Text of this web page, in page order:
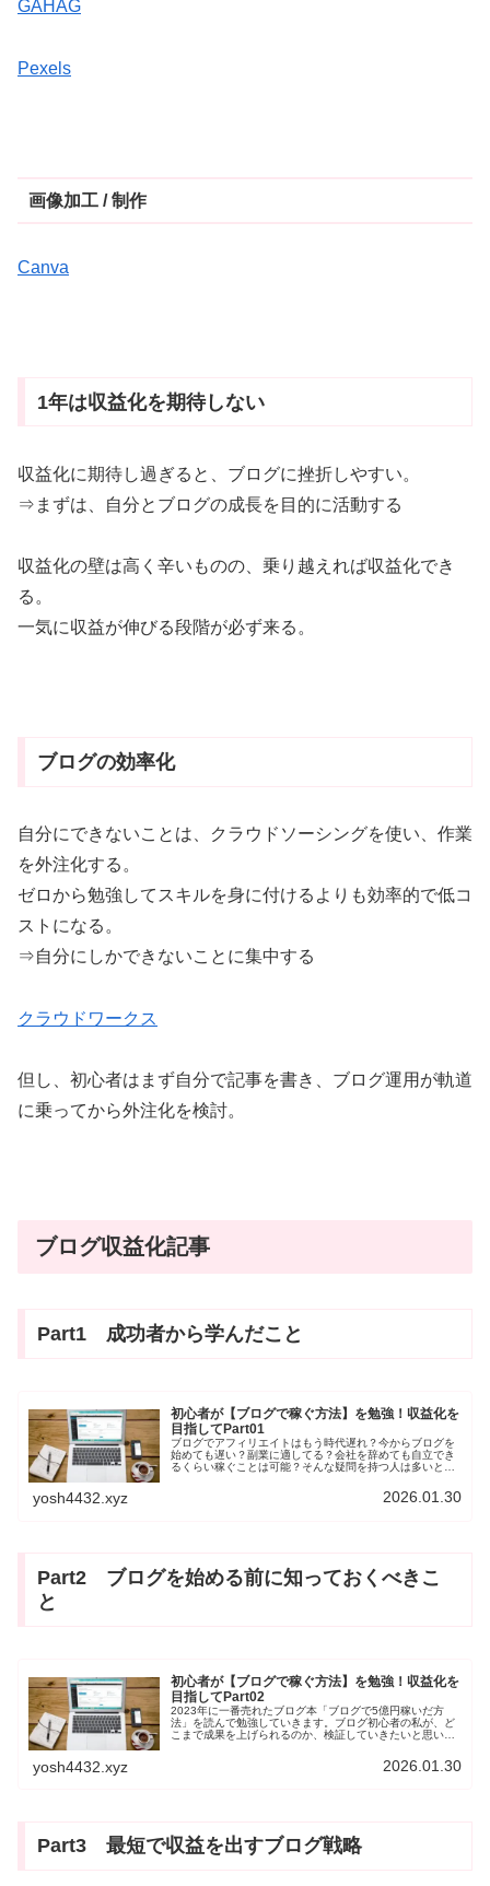
GAHAG
Pexels
画像加工 / 制作
Canva
1年は収益化を期待しない
収益化に期待し過ぎると、ブログに挫折しやすい。
⇒まずは、自分とブログの成長を目的に活動する
収益化の壁は高く辛いものの、乗り越えれば収益化でき
る。
一気に収益が伸びる段階が必ず来る。
ブログの効率化
自分にできないことは、クラウドソーシングを使い、作業
を外注化する。
ゼロから勉強してスキルを身に付けるよりも効率的で低コ
ストになる。
⇒自分にしかできないことに集中する
クラウドワークス
但し、初心者はまず自分で記事を書き、ブログ運用が軌道
に乗ってから外注化を検討。
ブログ収益化記事
Part1 成功者から学んだこと
初心者が【ブログで稼ぐ方法】を勉強！収益化を
目指してPart01
ブログでアフィリエイトはもう時代遅れ？今からブログを
始めても遅い？副業に適してる？会社を辞めても自立でき
るくらい稼ぐことは可能？そんな疑問を持つ人は多いと思
から独立できるほど稼げるのか半信半疑です。そこで、1
冊の本からノウハウを学び、実践することでどうなるのか
yosh4432.xyz 2026.01.30
Part2 ブログを始める前に知っておくべきこ
と
初心者が【ブログで稼ぐ方法】を勉強！収益化を
目指してPart02
2023年に一番売れたブログ本「ブログで5億円稼いだ方
法」を読んで勉強していきます。ブログ初心者の私が、ど
こまで成果を上げられるのか、検証していきたいと思いま
つのこと」です。一緒に勉強していく仲間ができれば幸い
yosh4432.xyz 2026.01.30
Part3 最短で収益を出すブログ戦略